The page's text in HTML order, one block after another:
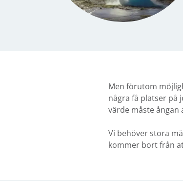
Men förutom
några få platser på
värde måste
Vi behöver stora
kommer bort från